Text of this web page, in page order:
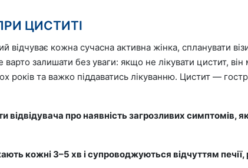
ЦИСТИТІ
відчуває кожна сучасна активна жінка, спланувати
залишати без уваги: якщо не лікувати цистит,
років та важко піддаватись лікуванню. Цистит —
відвідувача про наявність загрозливих симптомів,
кожні 3–5 хв і супроводжуються відчуттям